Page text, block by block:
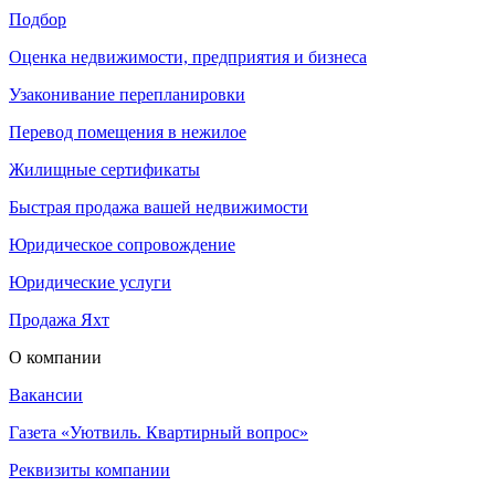
Подбор
Оценка недвижимости, предприятия и бизнеса
Узаконивание перепланировки
Перевод помещения в нежилое
Жилищные сертификаты
Быстрая продажа вашей недвижимости
Юридическое сопровождение
Юридические услуги
Продажа Яхт
О компании
Вакансии
Газета «Уютвиль. Квартирный вопрос»
Реквизиты компании